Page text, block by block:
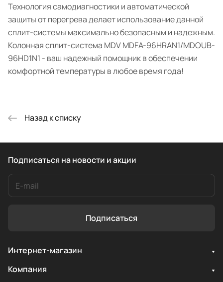
Технология самодиагностики и автоматической
защиты от перегрева делает использование данной
сплит-системы максимально безопасным и надежным.
Колонная сплит-система MDV MDFA-96HRAN1/MDOUB-
96HD1N1 - ваш надежный помощник в обеспечении
комфортной температуры в любое время года!
Назад к списку
Подписаться на новости и акции
Подписаться
Интернет-магазин
Компания